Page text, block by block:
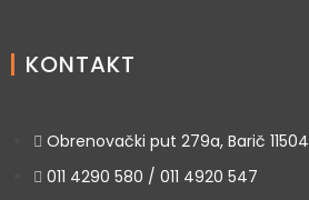
KONTAKT
Obrenovački put 279a, Barič 11504
011 4290 580 / 011 4920 547